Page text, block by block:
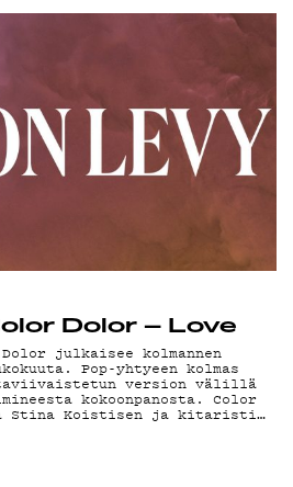
Dolor – Love
julkaisee kolmannen
Pop-yhtyeen kolmas
version välillä
kokoonpanosta. Color
Stina Koistisen ja kitaristi…